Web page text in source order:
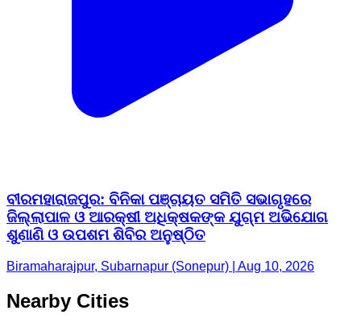
ବୀରମହାରାଜପୁର: ବିନିକା ପଞ୍ଚାୟତ ସମିତି ସଭାଗୃହରେ
ଜିଲ୍ଲାପାଳ ଓ ଆରକ୍ଷୀ ଅଧିକ୍ଷକଙ୍କ ଯୁଗ୍ମ ଅଭିଯୋଗ
ଶୁଣାଣି ଓ ଉପଶମ ଶିବିର ଅନୁଷ୍ଠିତ
Biramaharajpur, Subarnapur (Sonepur) | Aug 10, 2026
Nearby Cities